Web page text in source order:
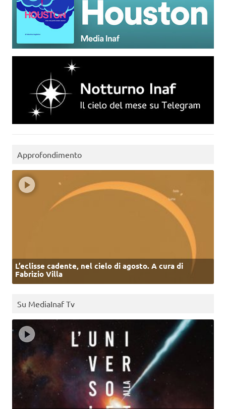
Approfondimento
L’eclisse cadente, nel cielo di agosto. A cura di
Fabrizio Villa
Su MediaInaf Tv